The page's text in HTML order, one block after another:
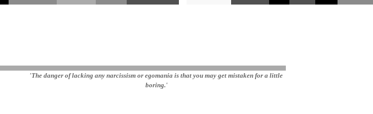
'The danger of lacking any narcissism or egomania is that you may get mistaken for a little
boring.'